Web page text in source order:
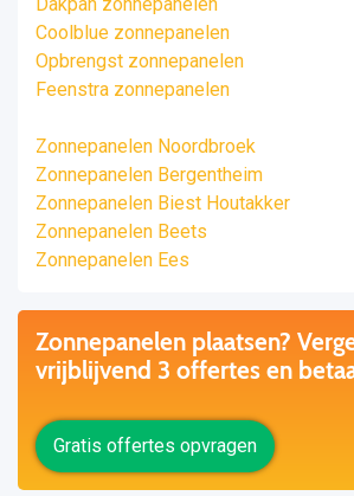
Coolblue zonnepanelen
Opbrengst zonnepanelen
Feenstra zonnepanelen
Zonnepanelen Noordbroek
Zonnepanelen Bergentheim
Zonnepanelen Biest Houtakker
Zonnepanelen Beets
Zonnepanelen Ees
Zonnepanelen plaatsen?
vrijblijvend 3 offertes en
Gratis offertes opvragen